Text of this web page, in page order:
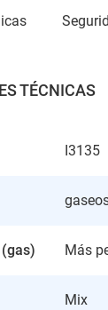
TÉCNICAS
I3135
Más
Mix